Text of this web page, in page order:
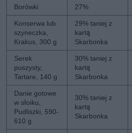
Borówki 27%
Konserwa lub
szyneczka,
Krakus, 300 g
29% taniej z
kartą
Skarbonka
Serek
puszysty,
Tartare, 140 g
30% taniej z
kartą
Skarbonka
Danie gotowe
w słoiku,
Pudliszki, 590-
610 g
30% taniej z
kartą
Skarbonka